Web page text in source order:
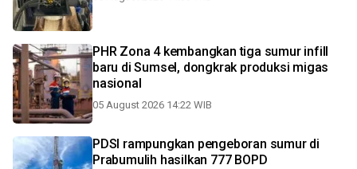
PHR Zona 4 kembangkan tiga sumur infill
baru di Sumsel, dongkrak produksi migas
nasional
05 August 2026 14:22 WIB
PDSI rampungkan pengeboran sumur di
Prabumulih hasilkan 777 BOPD